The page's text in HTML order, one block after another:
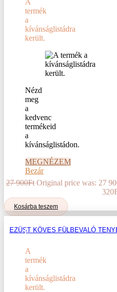
termék
a
kívánságlistádra
került.
Nézd
meg
a
kedvenc
termékeid
a
kívánságlistádon.
MEGNÉZEM
Bezár
27 900Ft Original price was: 27
Kosárba teszem
EZÜST KÖVES FÜLBEVALÓ
A
termék
a
kívánságlistádra
került.